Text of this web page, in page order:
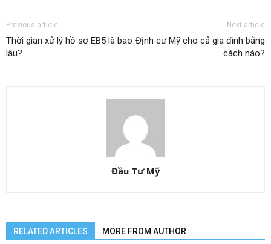
Previous article
Thời gian xử lý hồ sơ EB5 là bao
lâu?
Next article
Định cư Mỹ cho cả gia đình bằng
cách nào?
Đầu Tư Mỹ
RELATED ARTICLES MORE FROM AUTHOR